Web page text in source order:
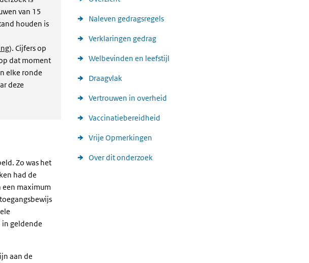
van 15
houden is
). Cijfers op
dat moment
elke ronde
deze
Zo was het
had de
een maximum
in geldende
aan de
Naleven gedragsregels
Verklaringen gedrag
Welbevinden en leefstijl
Draagvlak
Vertrouwen in overheid
Vaccinatiebereidheid
Vrije Opmerkingen
Over dit onderzoek